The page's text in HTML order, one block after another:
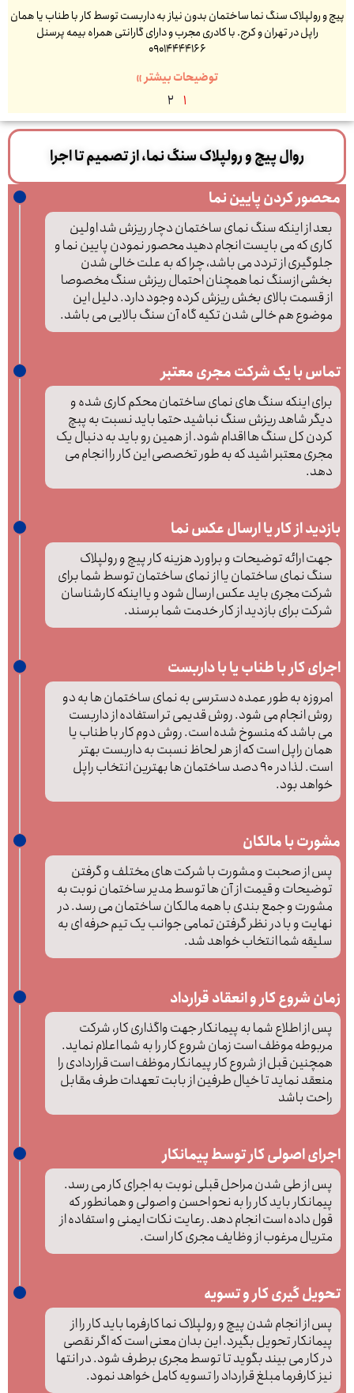
پیچ و رولپلاک سنگ نما ساختمان بدون نیاز به داربست توسط کار با طناب یا همان
راپل در تهران و کرج. با کادری مجرب و دارای گارانتی همراه بیمه پرسنل
09014444166
توضیحات بیشتر »
1
2
روال پیچ و رولپلاک سنگ نما، از تصمیم تا اجرا
محصور کردن پایین نما
بعد از اینکه سنگ نمای ساختمان دچار ریزش شد اولین
کاری که می بایست انجام دهید محصور نمودن پایین نما و
جلوگیری از تردد می باشد، چرا که به علت خالی شدن
بخشی ازسنگ نما همچنان احتمال ریزش سنگ مخصوصا
از قسمت بالای بخش ریزش کرده وجود دارد. دلیل این
موضوع هم خالی شدن تکیه گاه آن سنگ بالایی می باشد.
تماس با یک شرکت مجری معتبر
برای اینکه سنگ های نمای ساختمان محکم کاری شده و
دیگر شاهد ریزش سنگ نباشید حتما باید نسبت به پبچ
کردن کل سنگ ها اقدام شود. از همین رو باید به دنبال یک
مجری معتبر اشید که به طور تخصصی این کار را انجام می
دهد.
بازدید از کار یا ارسال عکس نما
جهت ارائه توضیحات و براورد هزینه کار پیچ و رولپلاک
سنگ نمای ساختمان یا از نمای ساختمان توسط شما برای
شرکت مجری باید عکس ارسال شود و یا اینکه کارشناسان
شرکت برای بازدید از کار خدمت شما برسند.
اجرای کار با طناب یا با داربست
امروزه به طور عمده دسترسی به نمای ساختمان ها به دو
روش انجام می شود. روش قدیمی تر استفاده از داربست
می باشد که منسوخ شده است. روش دوم کار با طناب یا
همان راپل است که از هر لحاظ نسبت به داربست بهتر
است. لذا در 90 دصد ساختمان ها بهترین انتخاب راپل
خواهد بود.
مشورت با مالکان
پس از صحبت و مشورت با شرکت های مختلف و گرفتن
توضیحات و قیمت از آن ها توسط مدیر ساختمان نوبت به
مشورت و جمع بندی با همه مالکان ساختمان می رسد. در
نهایت و با در نظر گرفتن تمامی جوانب یک تیم حرفه ای به
سلیقه شما انتخاب خواهد شد.
زمان شروع کار و انعقاد قرارداد
پس از اطلاع شما به پیمانکار جهت واگذاری کار، شرکت
مربوطه موظف است زمان شروع کار را به شما اعلام نماید.
همچنین قبل از شروع کار پیمانکار موظف است قراردادی را
منعقد نماید تا خیال طرفین از بابت تعهدات طرف مقابل
راحت باشد
اجرای اصولی کار توسط پیمانکار
پس از طی شدن مراحل قبلی نوبت به اجرای کار می رسد.
پیمانکار باید کار را به نحو احسن و اصولی و همانطور که
قول داده است انجام دهد. رعایت نکات ایمنی و استفاده از
متریال مرغوب از وظایف مجری کار است.
تحویل گیری کار و تسویه
پس از انجام شدن پیچ و رولپلاک نما کارفرما باید کار را از
پیمانکار تحویل بگیرد. این بدان معنی است که اگر نقصی
در کار می بیند بگوید تا توسط مجری برطرف شود. در انتها
نیز کارفرما مبلغ قرارداد را تسویه کامل خواهد نمود.